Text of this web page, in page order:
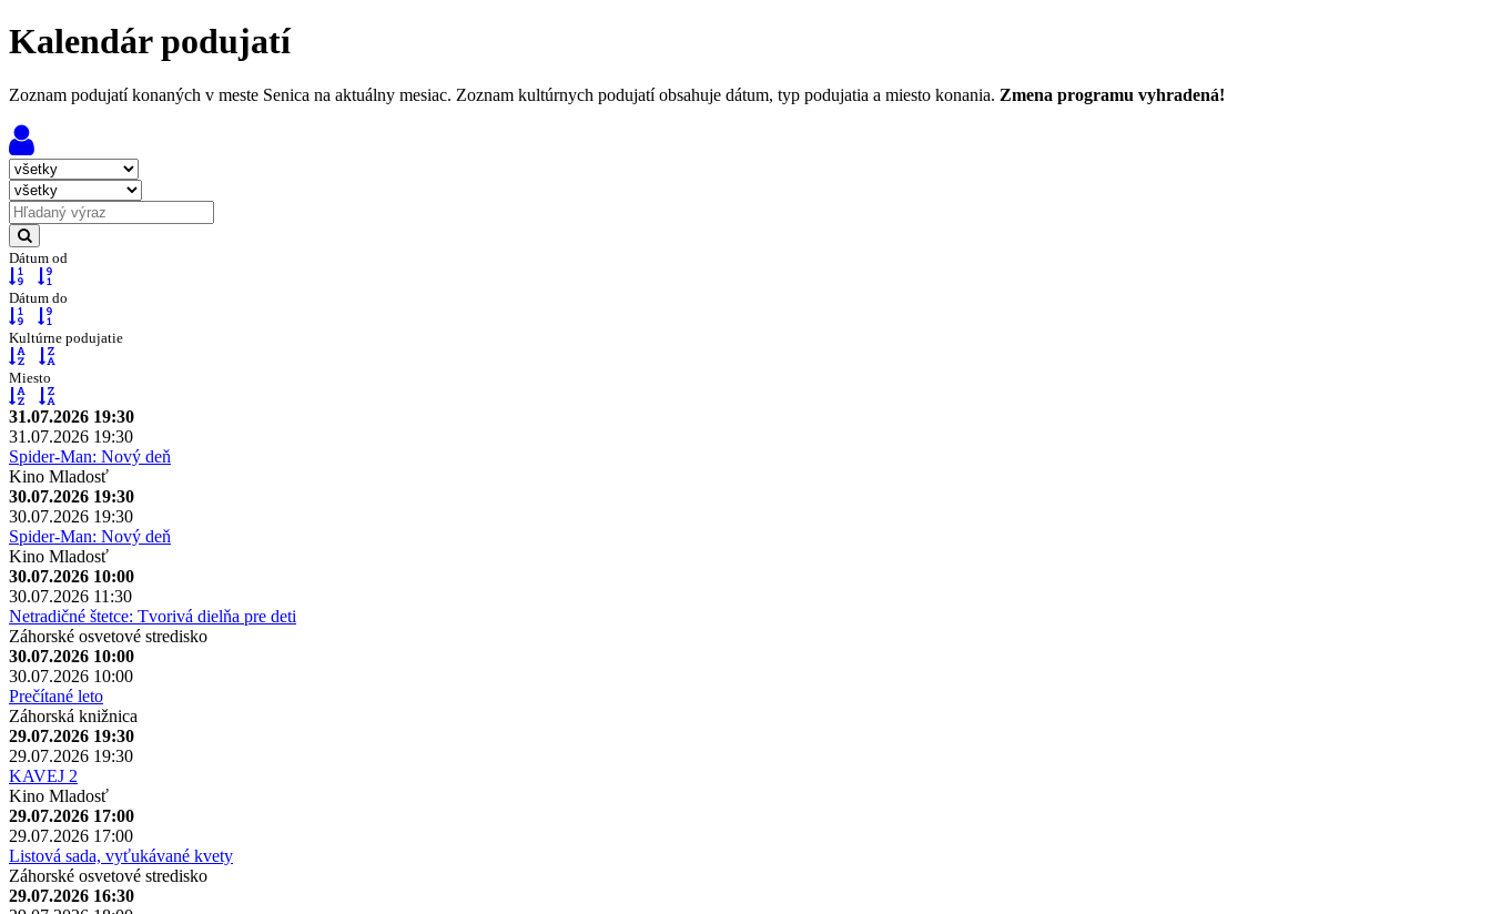
Kalendár podujatí
Zoznam podujatí konaných v meste Senica na aktuálny mesiac. Zoznam kultúrnych podujatí obsahuje dátum, typ podujatia a miesto konania. Zmena programu vyhradená!
Dátum od
Dátum do
Kultúrne podujatie
Miesto
31.07.2026 19:30
31.07.2026 19:30
Spider-Man: Nový deň
Kino Mladosť
30.07.2026 19:30
30.07.2026 19:30
Spider-Man: Nový deň
Kino Mladosť
30.07.2026 10:00
30.07.2026 11:30
Netradičné štetce: Tvorivá dielňa pre deti
Záhorské osvetové stredisko
30.07.2026 10:00
30.07.2026 10:00
Prečítané leto
Záhorská knižnica
29.07.2026 19:30
29.07.2026 19:30
KAVEJ 2
Kino Mladosť
29.07.2026 17:00
29.07.2026 17:00
Listová sada, vyťukávané kvety
Záhorské osvetové stredisko
29.07.2026 16:30